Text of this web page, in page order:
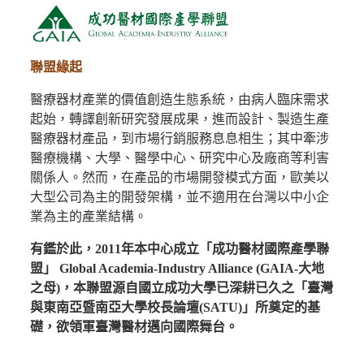
產學合作
國際交流
求才資訊
聯絡我們
語系
聯盟緣起
醫療器材產業的價值創造生態系統，由病人臨床需求
起始，轉譯創新研究發展成果，進而設計、製造生產
醫療器材產品，到市場行銷服務息息相生；其中牽涉
醫療機構、大學、醫學中心、研究中心及廠商等利害
關係人。然而，在產品的市場開發模式方面，歐美以
大型公司為主的開發架構，並不適用在台灣以中小企
業為主的產業結構。
有鑑於此，2011年本中心成立「成功醫材國際產學聯
盟」 Global Academia-Industry Alliance (GAIA-大地
之母)，本聯盟源自國立成功大學已深耕已久之「臺灣
與東南亞暨南亞大學校長論壇(SATU)」所奠定的基
礎，欲領軍臺灣醫材邁向國際舞台。